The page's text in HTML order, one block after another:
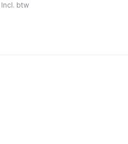
Incl. btw